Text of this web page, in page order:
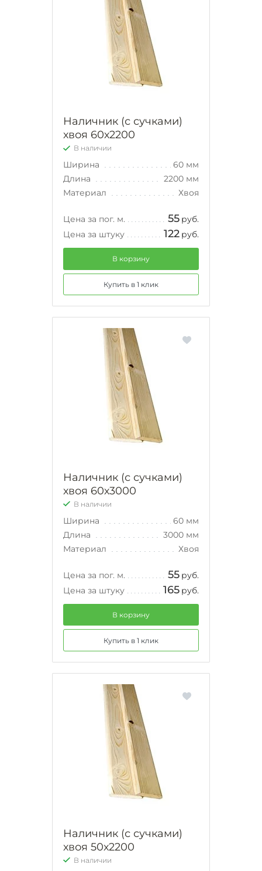
Наличник (с сучками)
хвоя 60х2200
В наличии
Ширина
60 мм
Длина
2200 мм
Материал
Хвоя
Цена за пог. м. 55 руб.
Цена за штуку
122 руб.
В корзину
Купить в 1 клик
Наличник (с сучками)
хвоя 60х3000
В наличии
Ширина
60 мм
Длина
3000 мм
Материал
Хвоя
Цена за пог. м. 55 руб.
Цена за штуку
165 руб.
В корзину
Купить в 1 клик
Наличник (с сучками)
хвоя 50х2200
В наличии